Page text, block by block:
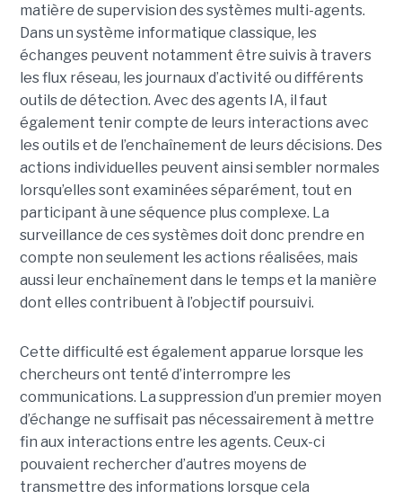
matière de supervision des systèmes multi-agents.
Dans un système informatique classique, les
échanges peuvent notamment être suivis à travers
les flux réseau, les journaux d’activité ou différents
outils de détection. Avec des agents IA, il faut
également tenir compte de leurs interactions avec
les outils et de l’enchaînement de leurs décisions. Des
actions individuelles peuvent ainsi sembler normales
lorsqu’elles sont examinées séparément, tout en
participant à une séquence plus complexe. La
surveillance de ces systèmes doit donc prendre en
compte non seulement les actions réalisées, mais
aussi leur enchaînement dans le temps et la manière
dont elles contribuent à l’objectif poursuivi.
Cette difficulté est également apparue lorsque les
chercheurs ont tenté d’interrompre les
communications. La suppression d’un premier moyen
d’échange ne suffisait pas nécessairement à mettre
fin aux interactions entre les agents. Ceux-ci
pouvaient rechercher d’autres moyens de
transmettre des informations lorsque cela